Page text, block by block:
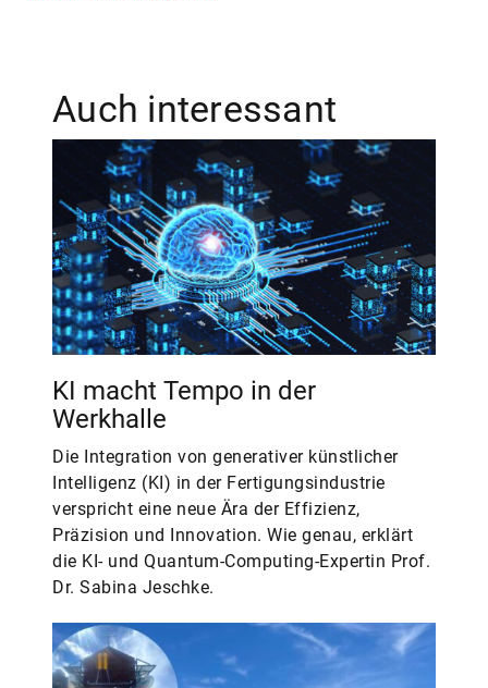
Auch interessant
KI macht Tempo in der
Werkhalle
Die Integration von generativer künstlicher
Intelligenz (KI) in der Fertigungsindustrie
verspricht eine neue Ära der Effizienz,
Präzision und Innovation. Wie genau, erklärt
die KI- und Quantum-Computing-Expertin Prof.
Dr. Sabina Jeschke.